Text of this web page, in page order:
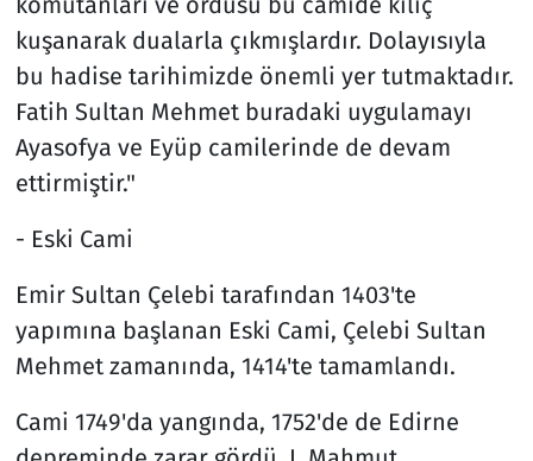
kuşanarak dualarla çıkmışlardır. Dolayısıyla
bu hadise tarihimizde önemli yer tutmaktadır.
Fatih Sultan Mehmet buradaki uygulamayı
Ayasofya ve Eyüp camilerinde de devam
ettirmiştir."
- Eski Cami
Emir Sultan Çelebi tarafından 1403'te
yapımına başlanan Eski Cami, Çelebi Sultan
Mehmet zamanında, 1414'te tamamlandı.
Cami 1749'da yangında, 1752'de de Edirne